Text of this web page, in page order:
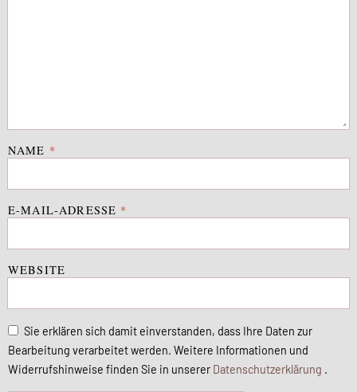
NAME *
E-MAIL-ADRESSE *
WEBSITE
Sie erklären sich damit einverstanden, dass Ihre Daten zur
Bearbeitung verarbeitet werden. Weitere Informationen und
Widerrufshinweise finden Sie in unserer Datenschutzerklärung .